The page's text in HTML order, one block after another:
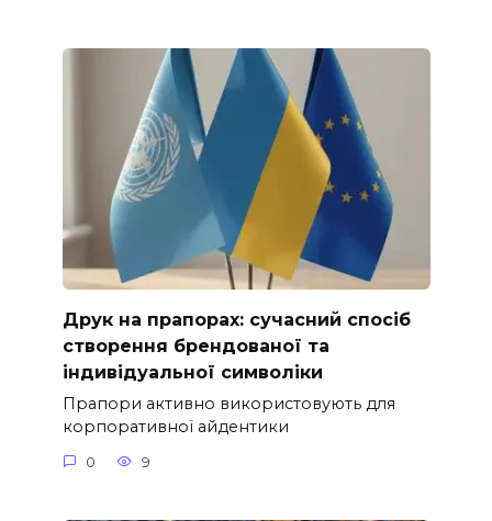
Друк на прапорах: сучасний спосіб
створення брендованої та
індивідуальної символіки
Прапори активно використовують для
корпоративної айдентики
0 9